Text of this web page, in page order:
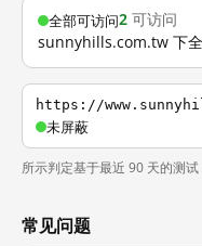
全部可访问2 可访问
sunnyhills.com.tw 下
https://
未屏蔽
所示判定基于最近 90 天的测试
常见问题